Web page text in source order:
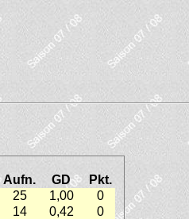
Aufn. GD
Pkt.
25 1,00
0
14 0,42
0